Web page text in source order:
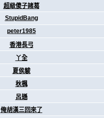
超級傻子諸葛
StupidBang
peter1985
香港長弓
丫全
夏侯駿
秋楓
呂遜
俺胡漢三回來了